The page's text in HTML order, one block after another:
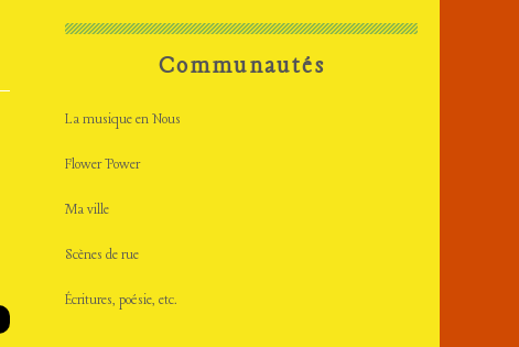
Communautés
La musique en Nous
Flower Power
Ma ville
Scènes de rue
Écritures, poésie, etc.